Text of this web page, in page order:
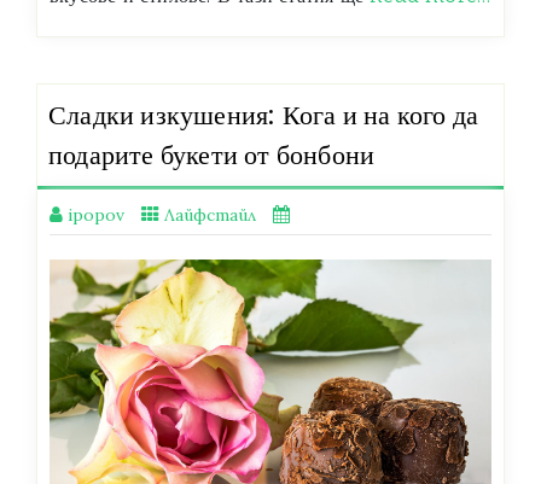
Сладки изкушения: Кога и на кого да
подарите букети от бонбони
ipopov Лайфстайл